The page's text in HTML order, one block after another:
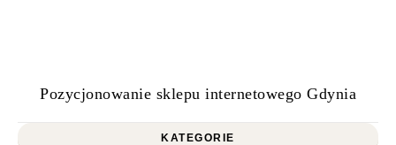
Pozycjonowanie sklepu internetowego Gdynia
KATEGORIE